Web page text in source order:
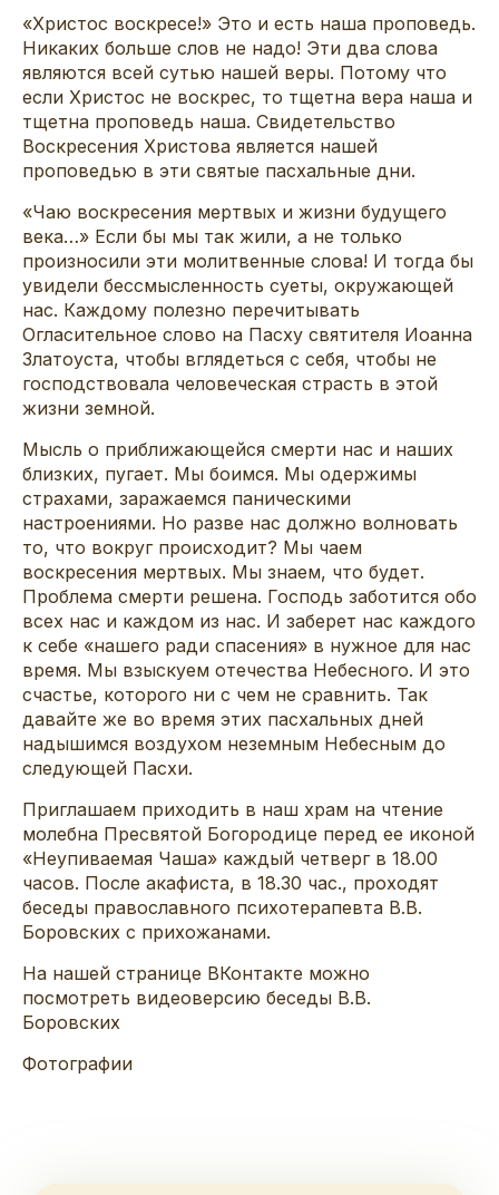
«Христос воскресе!» Это и есть наша проповедь.
Никаких больше слов не надо! Эти два слова
являются всей сутью нашей веры. Потому что
если Христос не воскрес, то тщетна вера наша и
тщетна проповедь наша. Свидетельство
Воскресения Христова является нашей
проповедью в эти святые пасхальные дни.
«Чаю воскресения мертвых и жизни будущего
века…» Если бы мы так жили, а не только
произносили эти молитвенные слова! И тогда бы
увидели бессмысленность суеты, окружающей
нас. Каждому полезно перечитывать
Огласительное слово на Пасху святителя Иоанна
Златоуста, чтобы вглядеться с себя, чтобы не
господствовала человеческая страсть в этой
жизни земной.
Мысль о приближающейся смерти нас и наших
близких, пугает. Мы боимся. Мы одержимы
страхами, заражаемся паническими
настроениями. Но разве нас должно волновать
то, что вокруг происходит? Мы чаем
воскресения мертвых. Мы знаем, что будет.
Проблема смерти решена. Господь заботится обо
всех нас и каждом из нас. И заберет нас каждого
к себе «нашего ради спасения» в нужное для нас
время. Мы взыскуем отечества Небесного. И это
счастье, которого ни с чем не сравнить. Так
давайте же во время этих пасхальных дней
надышимся воздухом неземным Небесным до
следующей Пасхи.
Приглашаем приходить в наш храм на чтение
молебна Пресвятой Богородице перед ее иконой
«Неупиваемая Чаша» каждый четверг в 18.00
часов. После акафиста, в 18.30 час., проходят
беседы православного психотерапевта В.В.
Боровских с прихожанами.
На нашей странице ВКонтакте можно
посмотреть видеоверсию беседы В.В.
Боровских
Фотографии